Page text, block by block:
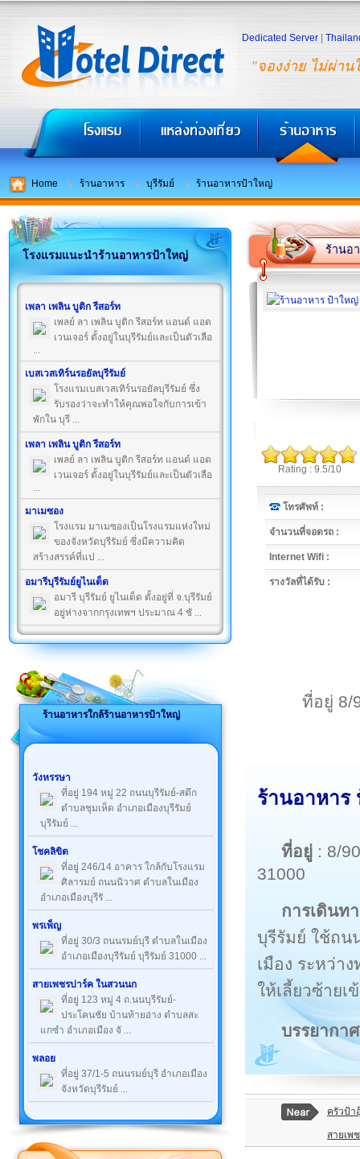
"จองง่าย ไม่ผ่าน
Dedicated Server
Home ร้านอาหาร บุรีรัมย์ ร้านอาหารป้าใหญ่
โรงแรมแนะนำร้านอาหารป้าใหญ่
เพลา เพลิน บูติก รีสอร์ท
เพลย์ ลา เพลิน บูติก รีสอร์ท แอนด์ แอด
เวนเจอร์ ตั้งอยู่ในบุรีรัมย์และเป็นตัวเลือ
...
เบสเวสเทิร์นรอยัลบุรีรัมย์
โรงแรมเบสเวสเทิร์นรอยัลบุรีรัมย์ ซึ่ง
รับรองว่าจะทำให้คุณพอใจกับการเข้า
พักใน บุรี ...
เพลา เพลิน บูติก รีสอร์ท
เพลย์ ลา เพลิน บูติก รีสอร์ท แอนด์ แอด
เวนเจอร์ ตั้งอยู่ในบุรีรัมย์และเป็นตัวเลือ
...
มาเมซอง
โรงแรม มาเมซองเป็นโรงแรมแห่งใหม่
ของจังหวัดบุรีรัมย์ ซึ่งมีความคิด
สร้างสรรค์ที่แป ...
อมารีบุรีรัมย์ยูไนเต็ด
อมารี บุรีรัมย์ ยูไนเต็ด ตั้งอยู่ที่ จ.บุรีรัมย์
อยู่ห่างจากกรุงเทพฯ ประมาณ 4 ชั ...
ร้านอาหารใกล้ร้านอาหารป้าใหญ่
วังหรรษา
ที่อยู่ 194 หมู่ 22 ถนนบุรีรัมย์-สตึก
ตำบลชุมเห็ด อำเภอเมืองบุรีรัมย์
บุรีรัมย์ ...
โชคลิขิต
ที่อยู่ 246/14 อาคาร ใกล้กับโรงแรม
ศิลารมย์ ถนนนิวาศ ตำบลในเมือง
อำเภอเมืองบุรีรั ...
พรเพ็ญ
ที่อยู่ 30/3 ถนนรมย์บุรี ตำบลในเมือง
อำเภอเมืองบุรีรัมย์ บุรีรัมย์ 31000 ...
สายเพชรปาร์ค ในสวนนก
ที่อยู่ 123 หมู่ 4 ถ.นนบุรีรัมย์-
ประโคนชัย บ้านท้ายอ่าง ตำบลสะ
แกซำ อำเภอเมือง จั ...
พลอย
ที่อยู่ 37/1-5 ถนนรมย์บุรี อำเภอเมือง
จังหวัดบุรีรัมย์ ...
ร้านอ
Rating : 9.5/10
โทรศัพท์ :
จำนวนที่จอดรถ :
Internet Wifi :
รางวัลที่ได้รับ :
ที่อยู่ 8/
ร้านอาหาร
ที่อยู่ : 8/
31000
การเดินท
บุรีรัมย์ ใช้ถน
เมือง ระหว่า
ให้เลี้ยวซ้ายเ
บรรยากา
ครัวป้า
สายเพ